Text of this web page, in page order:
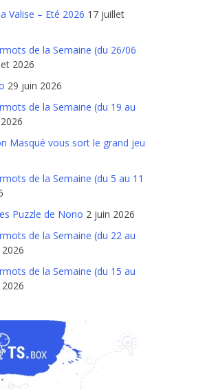
Valise – Eté 2026 17 juillet
de la Semaine (du 26/06
2026
29 juin 2026
de la Semaine (du 19 au
Masqué vous sort le grand jeu
de la Semaine (du 5 au 11
Puzzle de Nono 2 juin 2026
de la Semaine (du 22 au
de la Semaine (du 15 au